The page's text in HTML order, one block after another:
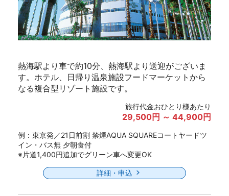
熱海駅より車で約10分、熱海駅より送迎がございま
す。ホテル、日帰り温泉施設フードマーケットから
なる複合型リゾート施設です。
旅行代金おひとり様あたり
29,500円 ～ 44,900円
例：東京発／21日前割 禁煙AQUA SQUAREコートヤードツ
イン・バス無 夕朝食付
※片道1,400円追加でグリーン車へ変更OK
詳細・申込